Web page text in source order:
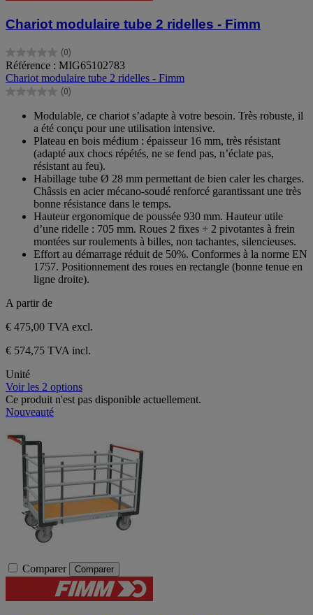
Chariot modulaire tube 2 ridelles - Fimm
(0)
0.0
sur
5
étoiles.
Référence : MIG65102783
Chariot modulaire tube 2 ridelles - Fimm
(0)
0.0
étoiles.
Modulable, ce chariot s’adapte à votre besoin. Très robuste, il
a été conçu pour une utilisation intensive.
Plateau en bois médium : épaisseur 16 mm, très résistant
(adapté aux chocs répétés, ne se fend pas, n’éclate pas,
résistant au feu).
Habillage tube Ø 28 mm permettant de bien caler les charges.
Châssis en acier mécano-soudé renforcé garantissant une très
bonne résistance dans le temps.
Hauteur ergonomique de poussée 930 mm. Hauteur utile
d’une ridelle : 705 mm. Roues 2 fixes + 2 pivotantes à frein
montées sur roulements à billes, non tachantes, silencieuses.
Effort au démarrage réduit de 50%. Conformes à la norme EN
1757. Positionnement des roues en rectangle (bonne tenue en
ligne droite).
A partir de
€ 475,00 TVA excl.
€ 574,75 TVA incl.
Unité
Voir les 2 options
Ce produit n'est pas disponible actuellement.
Nouveauté
Comparer Comparer